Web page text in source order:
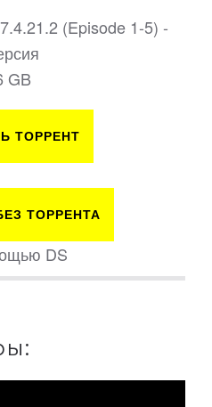
(Episode 1-5) -
GB
ТОРРЕНТ
ТОРРЕНТА
DS